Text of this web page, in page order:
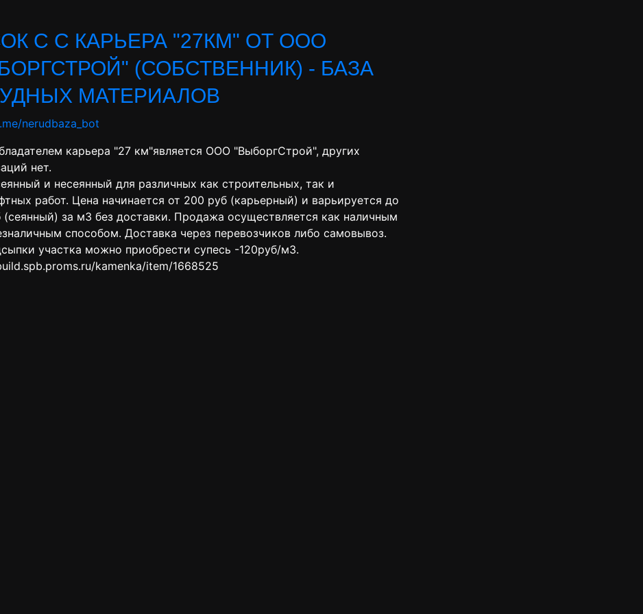
C С КАРЬЕРА "27КМ" ОТ ООО
(СОБСТВЕННИК) - БАЗА
МАТЕРИАЛОВ
nerudbaza_bot
карьера "27 км"является ООО "ВыборгСтрой", других
нет.
и несеянный для различных как строительных, так и
работ. Цена начинается от 200 руб (карьерный) и варьируется до
(сеянный) за м3 без доставки. Продажа осуществляется как наличным
способом. Доставка через перевозчиков либо самовывоз.
участка можно приобрести супесь -120руб/м3.
kamenka/item/1668525